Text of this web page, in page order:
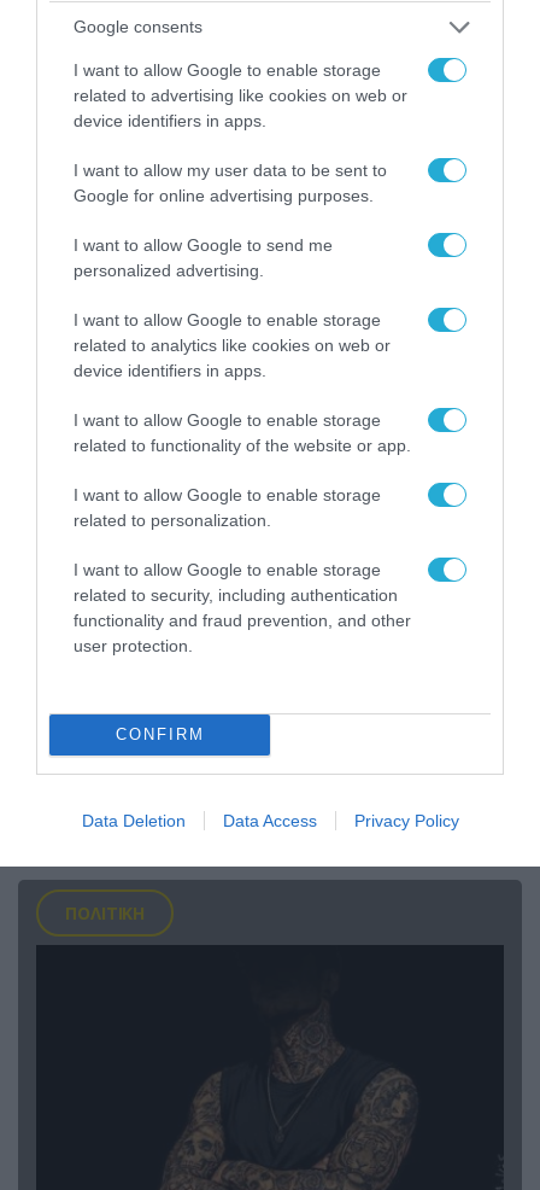
Google consents
I want to allow Google to enable storage
related to advertising like cookies on web or
device identifiers in apps.
I want to allow my user data to be sent to
Google for online advertising purposes.
I want to allow Google to send me
personalized advertising.
I want to allow Google to enable storage
related to analytics like cookies on web or
device identifiers in apps.
I want to allow Google to enable storage
related to functionality of the website or app.
I want to allow Google to enable storage
related to personalization.
I want to allow Google to enable storage
related to security, including authentication
functionality and fraud prevention, and other
user protection.
CONFIRM
Data Deletion Data Access Privacy Policy
Το Ιράν «παγώνει» τις ΗΠΑ για άνοιγμα των
Στενών του Ορμούζ: «Δίνετε άμεσα 300
δισ.δολάρια και διόδια» (upd)
09.08.2026 | 12:02
Οι Χούθι δοκιμάζουν της αμυντική συμμαχία
ελληνικών Patriot στην περιοχή
ΠΟΛΙΤΙΚΗ